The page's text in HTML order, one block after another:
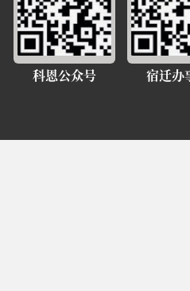
宿迁办
科恩公众号